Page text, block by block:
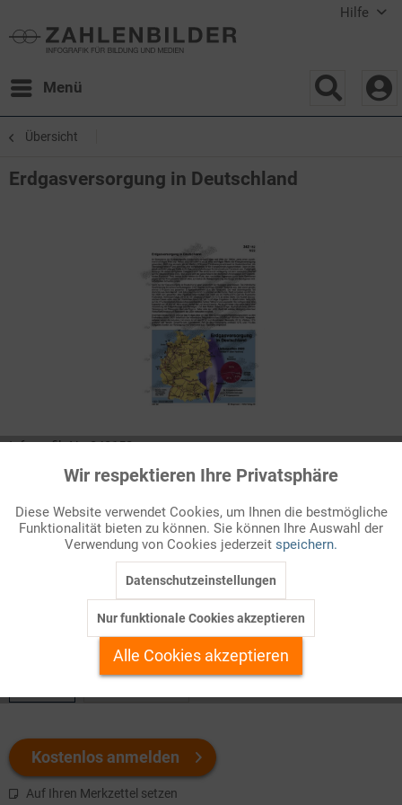
Hilfe
Menü
Übersicht
Erdgasversorgung in Deutschland
Infografik Nr. 342152
Erdgas galt lange als Brückentreibstoff der Energiewende,
sauberer als Öl und Kohle und angeblich sicher. Dabei ist
Deutschland auf Russland als Hauptlieferanten von Gas
angewiesen. Wie groß ist die Abhängigkeit? Und welche
Alternativen kommen in Frage?
Welchen Download brauchen Sie?
s/w-Version
Kostenlos anmelden
Auf Ihren Merkzettel setzen
Funktionale Aktiv
Marketing Inaktiv
Personalisierung Inaktiv
Service
Wir respektieren Ihre Privatsphäre
Diese Website verwendet Cookies, um Ihnen die bestmögliche
Funktionalität bieten zu können. Sie können Ihre Auswahl der
Verwendung von Cookies jederzeit speichern.
Datenschutzeinstellungen
Nur funktionale Cookies akzeptieren
Alle Cookies akzeptieren